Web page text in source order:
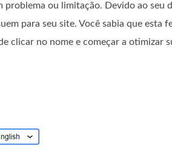
ou limitação. Devido ao seu
para seu site. Você sabia que esta
clicar no nome e começar a otimizar